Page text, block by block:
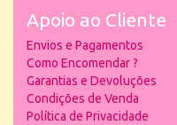
Apoio ao Cliente
Envios e Pagamentos
Como Encomendar ?
Garantias e Devoluções
Condições de Venda
Política de Privacidade